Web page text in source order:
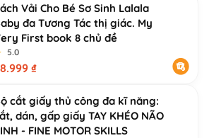
Vải Cho Bé Sơ Sinh Lalala
đa Tương Tác thị giác. My
First book 8 chủ đề
5.0
₫
cắt giấy thủ công đa kĩ năng:
dán, gấp giấy TAY KHÉO NÃO
- FINE MOTOR SKILLS